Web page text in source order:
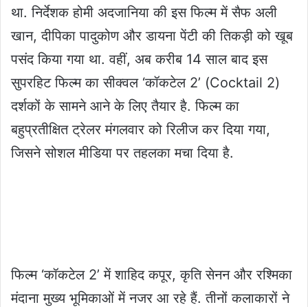
था. निर्देशक होमी अदजानिया की इस फिल्म में सैफ अली
खान, दीपिका पादुकोण और डायना पेंटी की तिकड़ी को खूब
पसंद किया गया था. वहीं, अब करीब 14 साल बाद इस
सुपरहिट फिल्म का सीक्वल ‘कॉकटेल 2’ (Cocktail 2)
दर्शकों के सामने आने के लिए तैयार है. फिल्म का
बहुप्रतीक्षित ट्रेलर मंगलवार को रिलीज कर दिया गया,
जिसने सोशल मीडिया पर तहलका मचा दिया है.
फिल्म ‘कॉकटेल 2’ में शाहिद कपूर, कृति सेनन और रश्मिका
मंदाना मुख्य भूमिकाओं में नजर आ रहे हैं. तीनों कलाकारों ने